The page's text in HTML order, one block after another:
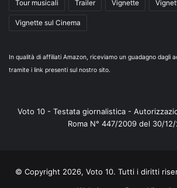
Tour musicali Trailer Vignette
Vignette sul Cinema
In qualità di affiliati Amazon, riceviamo un guadagno dagli
tramite i link presenti sul nostro sito.
Voto 10 - Testata giornalistica -
Roma N° 447/2009 del 30/
© Copyright 2026, Voto 10. Tutti i diritti